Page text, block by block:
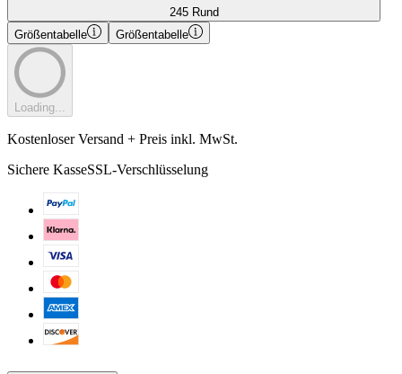
245 Rund
Größentabelle
Größentabelle
Loading...
Kostenloser Versand + Preis inkl. MwSt.
Sichere KasseSSL-Verschlüsselung